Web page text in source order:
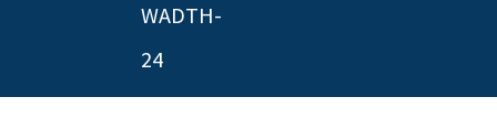
WADTH-
24